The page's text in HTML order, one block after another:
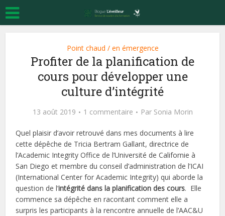
Point chaud / en émergence
Profiter de la planification de
cours pour développer une
culture d’intégrité
13 août 2019 1 commentaire Par Sonia Morin
Quel plaisir d’avoir retrouvé dans mes documents à lire
cette dépêche de Tricia Bertram Gallant, directrice de
l’Academic Integrity Office de l’Université de Californie à
San Diego et membre du conseil d’administration de l’ICAI
(International Center for Academic Integrity) qui aborde la
question de l’intégrité dans la planification des cours. Elle
commence sa dépêche en racontant comment elle a
surpris les participants à la rencontre annuelle de l’AAC&U